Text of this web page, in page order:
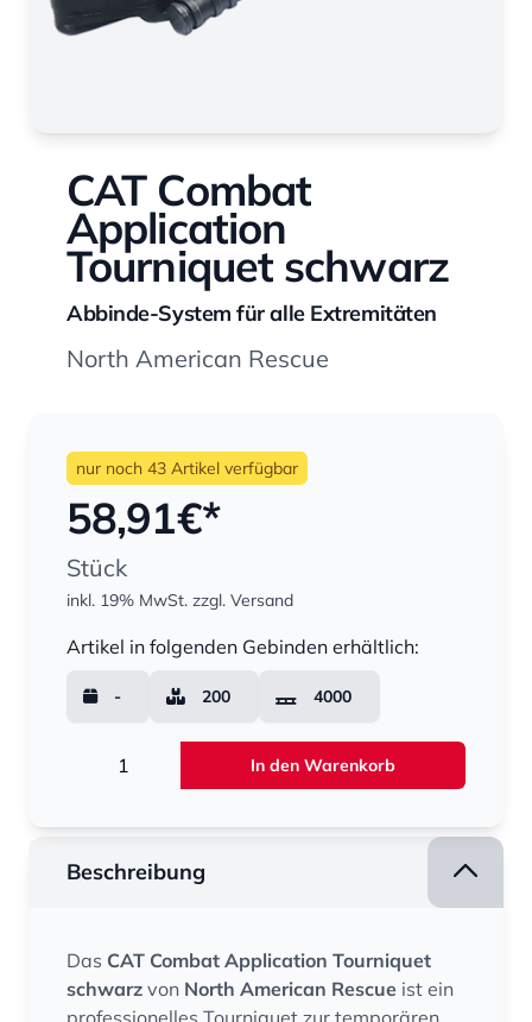
CAT Combat
Application
Tourniquet schwarz
Abbinde-System für alle Extremitäten
North American Rescue
nur noch 43 Artikel verfügbar
58,91€*
Stück
inkl. 19% MwSt. zzgl. Versand
Artikel in folgenden Gebinden erhältlich:
- 200 4000
In den Warenkorb
Beschreibung
Das CAT Combat Application Tourniquet
schwarz von North American Rescue ist ein
professionelles Tourniquet zur temporären